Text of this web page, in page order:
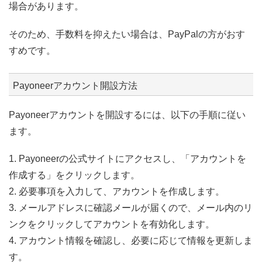
場合があります。
そのため、手数料を抑えたい場合は、PayPalの方がおす
すめです。
Payoneerアカウント開設方法
Payoneerアカウントを開設するには、以下の手順に従い
ます。
1. Payoneerの公式サイトにアクセスし、「アカウントを
作成する」をクリックします。
2. 必要事項を入力して、アカウントを作成します。
3. メールアドレスに確認メールが届くので、メール内のリ
ンクをクリックしてアカウントを有効化します。
4. アカウント情報を確認し、必要に応じて情報を更新しま
す。